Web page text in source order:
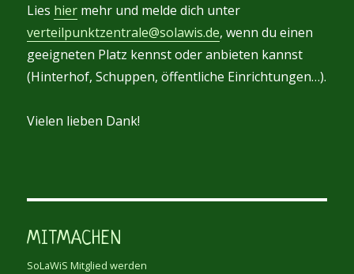
Lies hier mehr und melde dich unter
verteilpunktzentrale@solawis.de, wenn du einen
geeigneten Platz kennst oder anbieten kannst
(Hinterhof, Schuppen, öffentliche Einrichtungen…).
Vielen lieben Dank!
MITMACHEN
SoLaWiS Mitglied werden